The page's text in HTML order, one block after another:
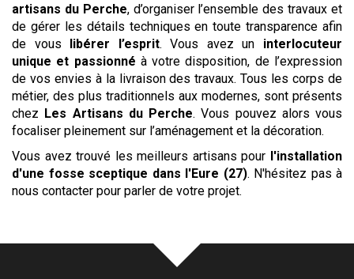
artisans du Perche, d’organiser l’ensemble des travaux et
de gérer les détails techniques en toute transparence afin
de vous libérer l’esprit. Vous avez un interlocuteur
unique et passionné à votre disposition, de l’expression
de vos envies à la livraison des travaux. Tous les corps de
métier, des plus traditionnels aux modernes, sont présents
chez Les Artisans du Perche. Vous pouvez alors vous
focaliser pleinement sur l’aménagement et la décoration.
Vous avez trouvé les meilleurs artisans pour l'installation
d'une fosse sceptique dans l'Eure (27). N'hésitez pas à
nous contacter pour parler de votre projet.